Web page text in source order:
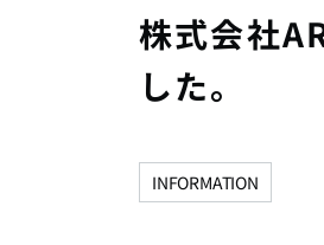
株式会社
した。
INFORMATION